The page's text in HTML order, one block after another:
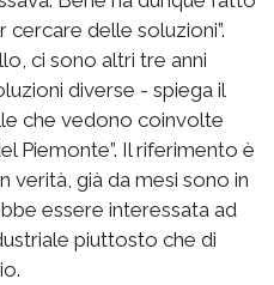
delle soluzioni”.
ci sono altri tre anni
diverse - spiega il
che vedono coinvolte
Piemonte”. Il riferimento è
verità, già da mesi sono in
essere interessata ad
piuttosto che di